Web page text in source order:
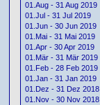
01.Aug - 31 Aug 2019
01.Jul - 31 Jul 2019
01.Jun - 30 Jun 2019
01.Mai - 31 Mai 2019
01.Apr - 30 Apr 2019
01.Mär - 31 Mär 2019
01.Feb - 28 Feb 2019
01.Jan - 31 Jan 2019
01.Dez - 31 Dez 2018
01.Nov - 30 Nov 2018